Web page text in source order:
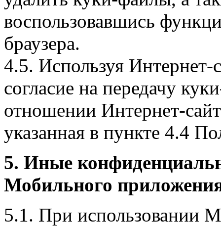
воспользовавшись
браузера.
4.5. Используя Интернет-
согласие на передачу
отношении Интернет-
указанная в пункте 4.4
5. Иные
Мобильного
5.1. При использовании